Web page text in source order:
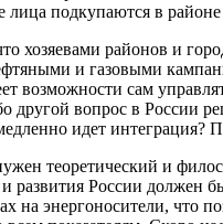
лица подкупаются в
хозяевами районов и
и газовыми
возможности сам
другой вопрос в России
идет интеграция?
теоретический и
развития России должен
на энергоносители, что